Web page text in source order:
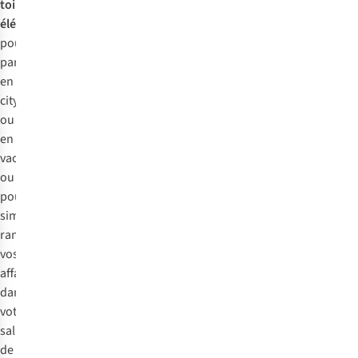
toilette
élégante
pour
partir
en
citytrip
ou
en
vacances,
ou
pour
simplement
ranger
vos
affaires
dans
votre
salle
de